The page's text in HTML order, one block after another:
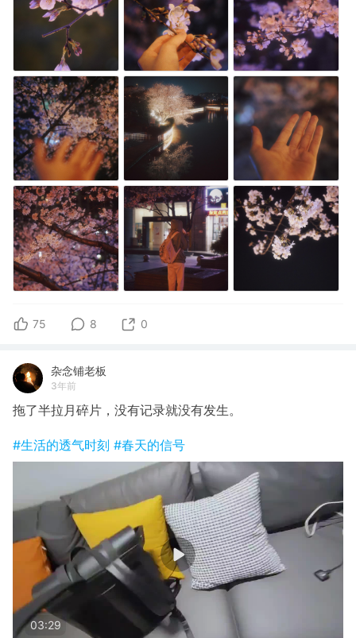
75 8 0
杂念铺老板
3年前
拖了半拉月碎片，没有记录就没有发生。
#生活的透气时刻 #春天的信号
03:29